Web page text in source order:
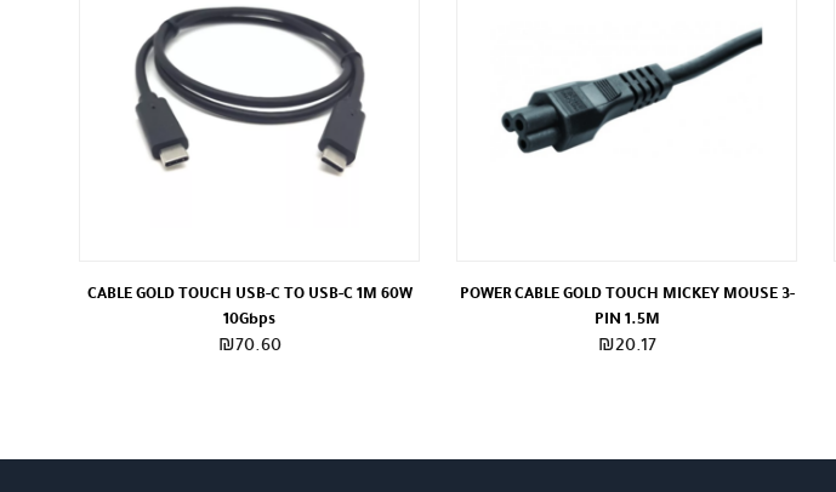
POWER CABLE GOLD TOUCH MICKEY MOUSE 3-
PIN 1.5M
₪20.17
CABLE GOLD TOUCH USB-C TO USB-C 1M 60W
10Gbps
₪70.60